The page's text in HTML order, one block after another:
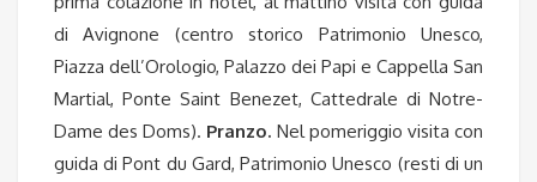
di Avignone (centro storico Patrimonio Unesco,
Piazza dell’Orologio, Palazzo dei Papi e Cappella San
Martial, Ponte Saint Benezet, Cattedrale di Notre-
Dame des Doms). Pranzo. Nel pomeriggio visita con
guida di Pont du Gard, Patrimonio Unesco (resti di un